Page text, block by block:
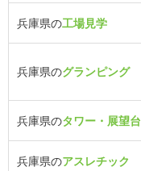
兵庫県の工場見学
兵庫県のグランピング
兵庫県のタワー・展望台
兵庫県のアスレチック